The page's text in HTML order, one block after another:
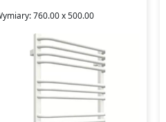
760.00 x 500.00